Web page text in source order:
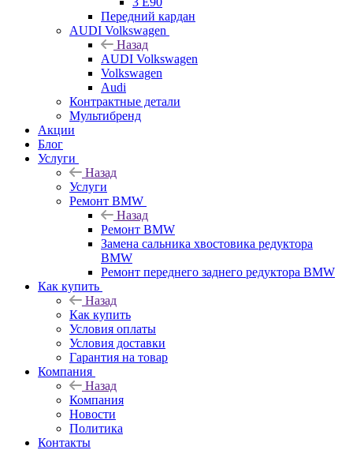
Передний кардан
AUDI Volkswagen
Назад
AUDI Volkswagen
Volkswagen
Audi
Контрактные детали
Мультибренд
Акции
Блог
Услуги
Назад
Услуги
Ремонт BMW
Назад
Ремонт BMW
Замена сальника хвостовика редуктора
BMW
Ремонт переднего заднего редуктора BMW
Как купить
Назад
Как купить
Условия оплаты
Условия доставки
Гарантия на товар
Компания
Назад
Компания
Новости
Политика
Контакты